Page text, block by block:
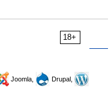
18+
Joomla,
Drupal,